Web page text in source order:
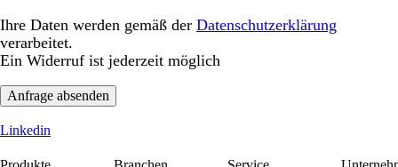
Ihre Daten werden gemäß der Datenschutzerklärung
verarbeitet.
Ein Widerruf ist jederzeit möglich
Anfrage absenden
Linkedin